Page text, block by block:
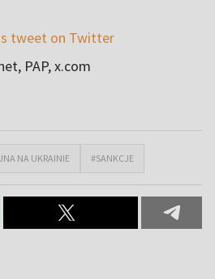
tweet on Twitter
PAP, x.com
NA UKRAINIE #SANKCJE